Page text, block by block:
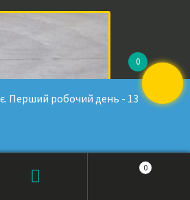
Перший робочий день - 13
P6KE24CA
0
0